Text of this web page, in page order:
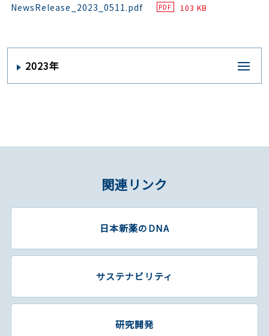
NewsRelease_2023_0511.pdf PDF 103 KB
2023年
関連リンク
日本新薬のDNA
サステナビリティ
研究開発